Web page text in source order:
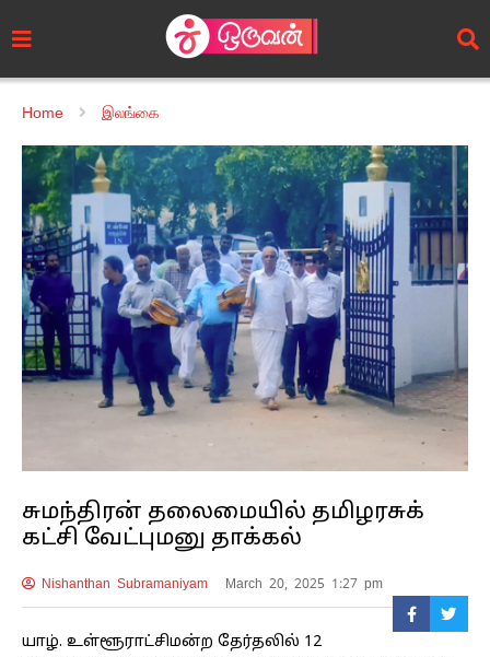
Home இலங்கை
சுமந்திரன் தலைமையில் தமிழரசுக்
கட்சி வேட்புமனு தாக்கல்
Nishanthan Subramaniyam March 20, 2025 1:27 pm
யாழ். உள்ளூராட்சிமன்ற தேர்தலில் 12